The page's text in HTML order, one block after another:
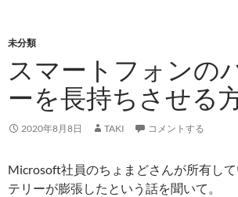
未分類
スマートフォンの
ーを長持ちさせる
2020年8月8日 TAKI コメントする
Microsoft社員のちょまどさんが所有し
テリーが膨張したという話を聞いて。